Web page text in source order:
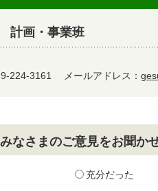
画・事業班
224-3161 メールアドレス：
なさまのご意見をお聞か
充分だった